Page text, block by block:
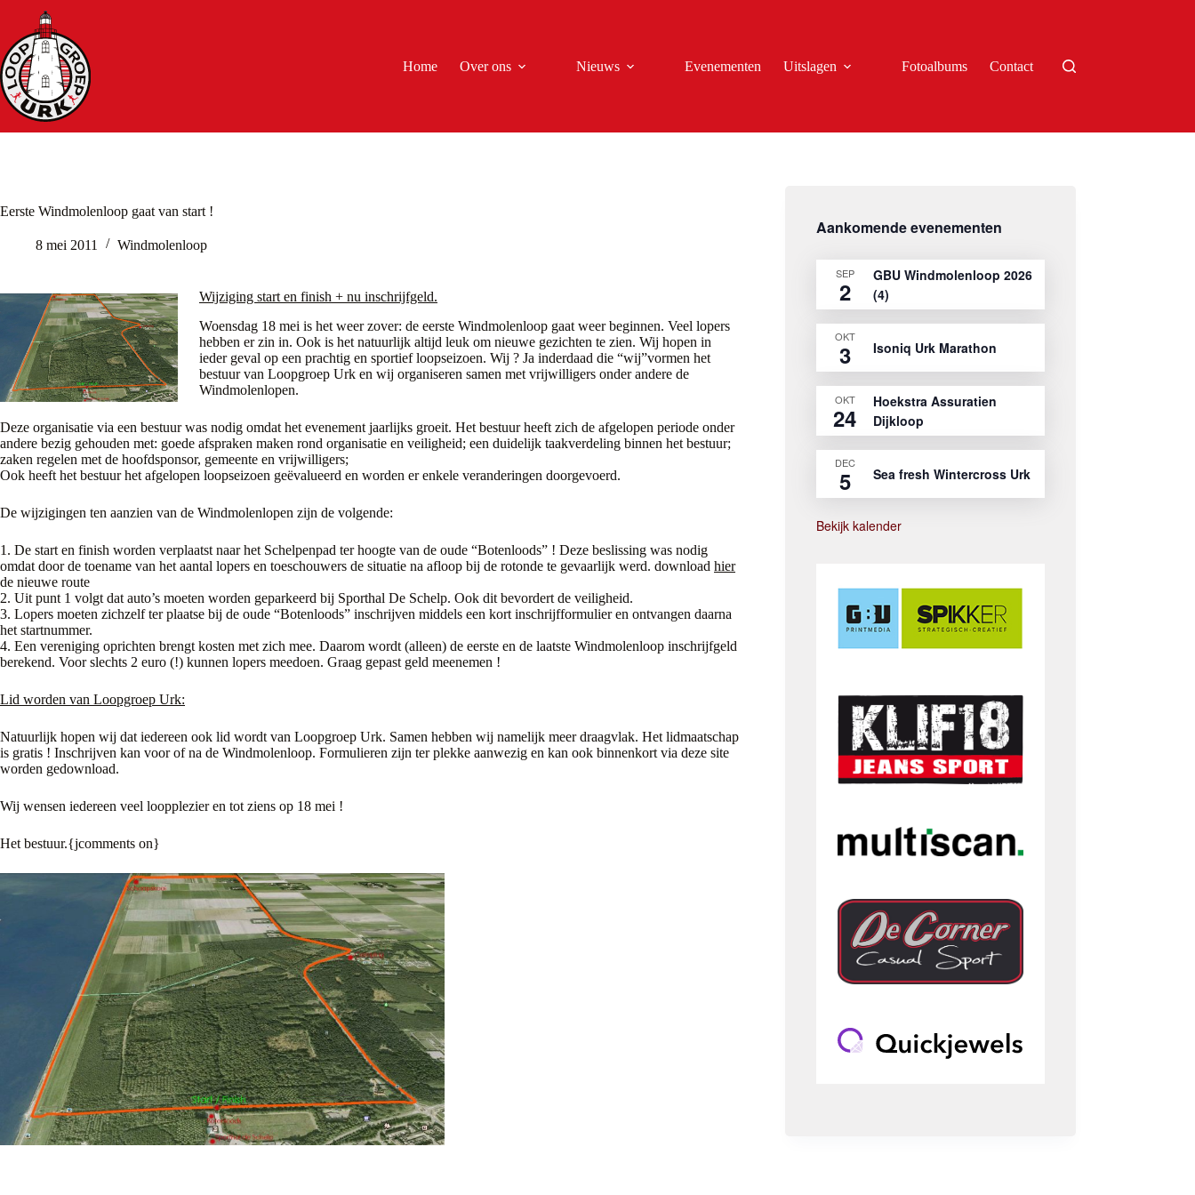
inhoud
Home Over ons Nieuws Evenementen Uitslagen Fotoalbums Contact
Eerste Windmolenloop gaat van start !
8 mei 2011 Windmolenloop
Wijziging start en finish + nu inschrijfgeld.
Woensdag 18 mei is het weer zover: de eerste Windmolenloop gaat weer beginnen. Veel lopers
hebben er zin in. Ook is het natuurlijk altijd leuk om nieuwe gezichten te zien. Wij hopen in
ieder geval op een prachtig en sportief loopseizoen. Wij ? Ja inderdaad die “wij”vormen het
bestuur van Loopgroep Urk en wij organiseren samen met vrijwilligers onder andere de
Windmolenlopen.
Deze organisatie via een bestuur was nodig omdat het evenement jaarlijks groeit. Het bestuur heeft zich de afgelopen periode onder
andere bezig gehouden met: goede afspraken maken rond organisatie en veiligheid; een duidelijk taakverdeling binnen het bestuur;
zaken regelen met de hoofdsponsor, gemeente en vrijwilligers;
Ook heeft het bestuur het afgelopen loopseizoen geëvalueerd en worden er enkele veranderingen doorgevoerd.
De wijzigingen ten aanzien van de Windmolenlopen zijn de volgende:
1. De start en finish worden verplaatst naar het Schelpenpad ter hoogte van de oude “Botenloods” ! Deze beslissing was nodig
omdat door de toename van het aantal lopers en toeschouwers de situatie na afloop bij de rotonde te gevaarlijk werd. download hier
de nieuwe route
2. Uit punt 1 volgt dat auto’s moeten worden geparkeerd bij Sporthal De Schelp. Ook dit bevordert de veiligheid.
3. Lopers moeten zichzelf ter plaatse bij de oude “Botenloods” inschrijven middels een kort inschrijfformulier en ontvangen daarna
het startnummer.
4. Een vereniging oprichten brengt kosten met zich mee. Daarom wordt (alleen) de eerste en de laatste Windmolenloop inschrijfgeld
berekend. Voor slechts 2 euro (!) kunnen lopers meedoen. Graag gepast geld meenemen !
Lid worden van Loopgroep Urk:
Natuurlijk hopen wij dat iedereen ook lid wordt van Loopgroep Urk. Samen hebben wij namelijk meer draagvlak. Het lidmaatschap
is gratis ! Inschrijven kan voor of na de Windmolenloop. Formulieren zijn ter plekke aanwezig en kan ook binnenkort via deze site
worden gedownload.
Wij wensen iedereen veel loopplezier en tot ziens op 18 mei !
Het bestuur.{jcomments on}
Aankomende evenementen
SEP
2
GBU Windmolenloop 2026
(4)
OKT
3 Isoniq Urk Marathon
OKT
24
Hoekstra Assuratien
Dijkloop
DEC
5 Sea fresh Wintercross Urk
Bekijk kalender